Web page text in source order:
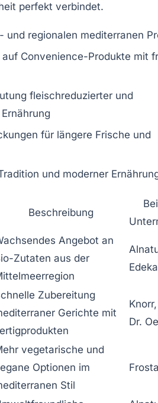
perfekt verbindet.
und regionalen mediterranen
auf Convenience-Produkte mit
fleischreduzierter und
für längere Frische und
und moderner
Beschreibung
Angebot an
Zutaten aus der
Edeka
Zubereitung
Gerichte mit
Dr.
vegetarische und
Optionen im
Stil